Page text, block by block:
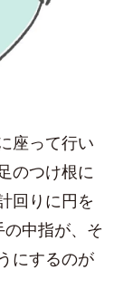
座って行い
のつけ根に
回りに円を
中指が、そ
にするのが